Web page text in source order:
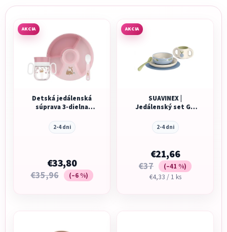
AKCIA
Detská jedálenská
súprava 3-dielna
2-4 dni
€33,80
€35,96 (–6 %)
AKCIA
SUAVINEX |
Jedálenský set GO
modrá slivka
2-4 dni
€21,66
€37
(–41 %)
Jednotková
€4,33 / 1 ks